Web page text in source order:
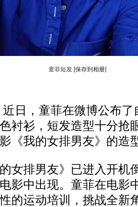
童菲短发 [保存到相册]
，童菲在微博公布了
衬衫，短发造型十分抢
《我的女排男友》的造
排男友》已进入开机
影中出现。童菲在电影
的运动培训，挑战全新